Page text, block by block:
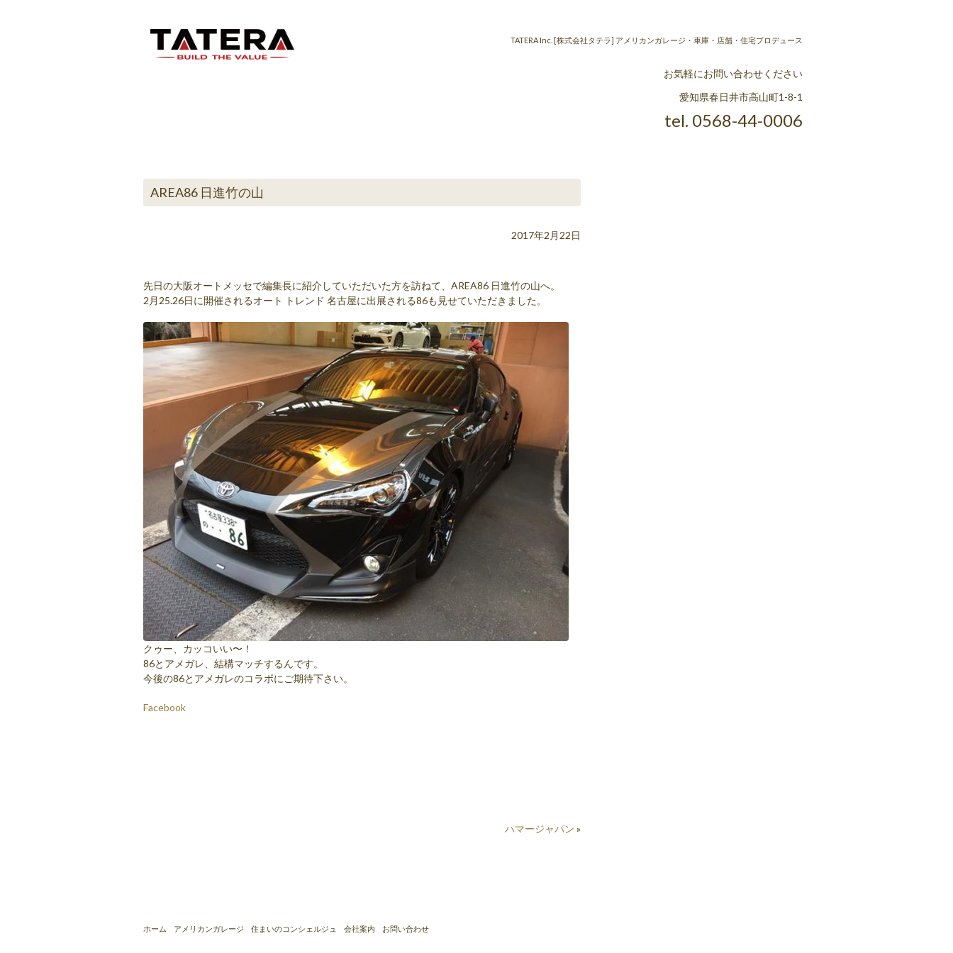
TATERA Inc. [株式会社タテラ] アメリカンガレージ・車庫・店舗・住宅プロデュース
お気軽にお問い合わせください
愛知県春日井市高山町1-8-1
tel. 0568-44-0006
AREA86 日進竹の山
2017年2月22日
先日の大阪オートメッセで編集長に紹介していただいた方を訪ねて、AREA86 日進竹の山へ。
2月25.26日に開催されるオート トレンド 名古屋に出展される86も見せていただきました。
クゥー、カッコいい〜！
86とアメガレ、結構マッチするんです。
今後の86とアメガレのコラボにご期待下さい。
Facebook
ハマージャパン »
ホーム アメリカンガレージ 住まいのコンシェルジュ 会社案内 お問い合わせ